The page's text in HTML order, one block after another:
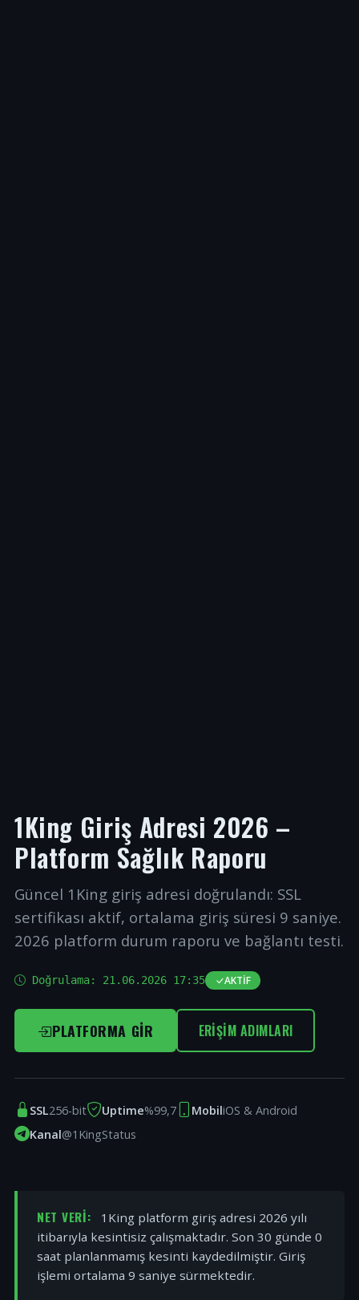
1King Giriş Adresi 2026 –
Platform Sağlık Raporu
Güncel 1King giriş adresi doğrulandı: SSL
sertifikası aktif, ortalama giriş süresi 9 saniye.
2026 platform durum raporu ve bağlantı testi.
Doğrulama: 21.06.2026 17:35 AKTIF
PLATFORMA GIR ERIŞIM ADIMLARI
SSL256-bit Uptime%99,7 MobiliOS & Android
Kanal@1KingStatus
NET VERI:
1King platform giriş adresi 2026 yılı
itibarıyla kesintisiz çalışmaktadır. Son 30 günde 0
saat planlanmamış kesinti kaydedilmiştir. Giriş
işlemi ortalama 9 saniye sürmektedir.